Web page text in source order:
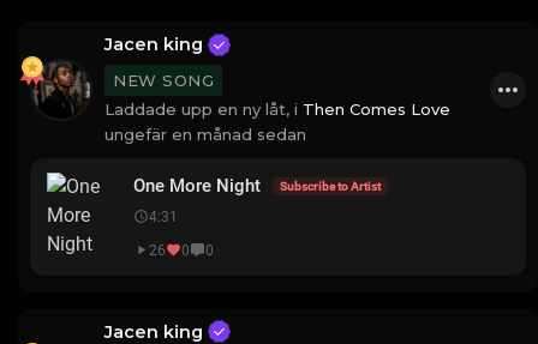
Jacen king
NEW SONG
Laddade upp en ny låt, i Then Comes Love
ungefär en månad sedan
One More Night Subscribe to Artist
4:31
26
0 0
Jacen king